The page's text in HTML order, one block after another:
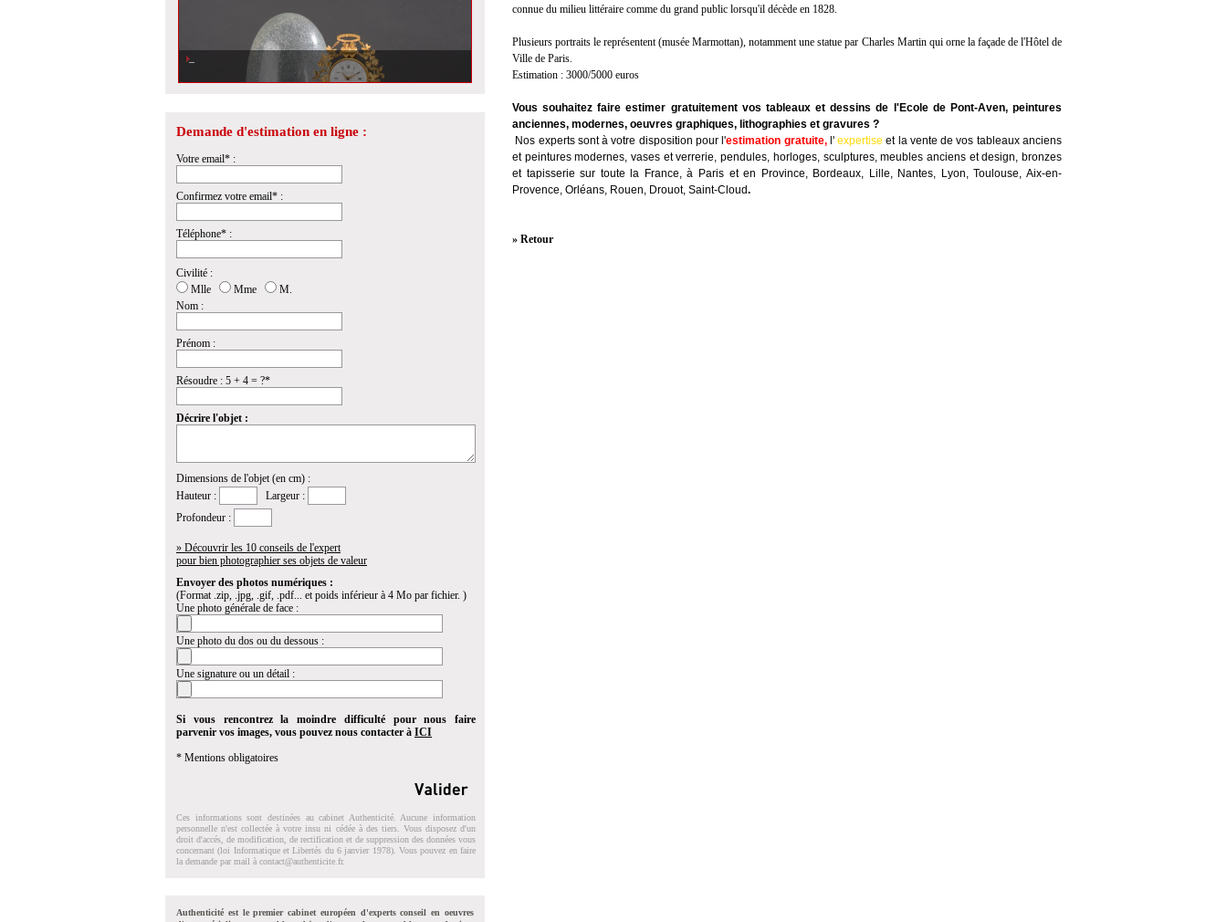
Demande d'estimation en ligne :
Votre email* :
Confirmez votre email* :
Téléphone* :
Civilité :
Mlle
Mme
M.
Nom :
Prénom :
Résoudre : 5 + 4 = ?*
Décrire l'objet :
Dimensions de l'objet (en cm) :
Hauteur :
Largeur :
Profondeur :
» Découvrir les 10 conseils de l'expert
pour bien photographier ses objets de valeur
Envoyer des photos numériques :
(Format .zip, .jpg, .gif, .pdf... et poids inférieur à 4 Mo par fichier. )
Une photo générale de face :
Une photo du dos ou du dessous :
Une signature ou un détail :
Si vous rencontrez la moindre difficulté pour nous faire
parvenir vos images, vous pouvez nous contacter à ICI
* Mentions obligatoires
Ces informations sont destinées au cabinet Authenticité. Aucune information
personnelle n'est collectée à votre insu ni cédée à des tiers. Vous disposez d'un
droit d'accés, de modification, de rectification et de suppression des données vous
concernant (loi Informatique et Libertés du 6 janvier 1978). Vous pouvez en faire
la demande par mail à contact@authenticite.fr.
Authenticité est le premier cabinet européen d'experts conseil en oeuvres
connue du milieu littéraire comme du grand public lorsqu'il décède en 1828.
Plusieurs portraits le représentent (musée Marmottan), notamment une statue par Charles Martin qui orne la façade de l'Hôtel de
Ville de Paris.
Estimation : 3000/5000 euros
Vous souhaitez faire estimer gratuitement vos tableaux et dessins de l'Ecole de Pont-Aven, peintures
anciennes, modernes, oeuvres graphiques, lithographies et gravures ?
Nos experts sont à votre disposition pour l'estimation gratuite, l'expertise et la vente de vos tableaux anciens
et peintures modernes, vases et verrerie, pendules, horloges, sculptures, meubles anciens et design, bronzes
et tapisserie sur toute la France, à Paris et en Province, Bordeaux, Lille, Nantes, Lyon, Toulouse, Aix-en-
Provence, Orléans, Rouen, Drouot, Saint-Cloud.
» Retour